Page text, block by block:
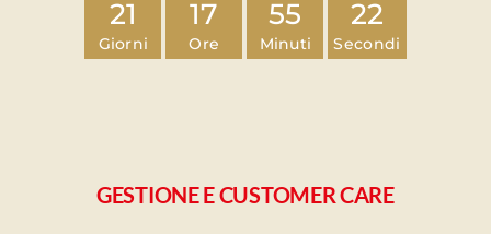
21
Giorni
17
Ore
55
Minuti
22
Secondi
GESTIONE E CUSTOMER CARE